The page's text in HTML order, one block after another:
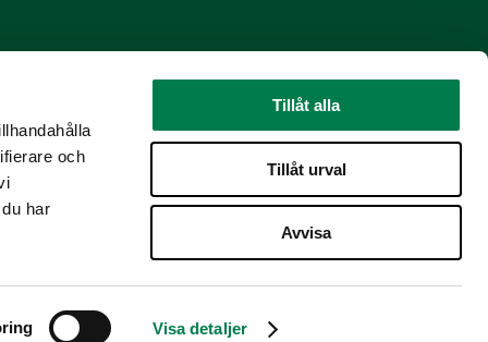
och
har
Visa detaljer
Tillåt alla
Tillåt urval
Avvisa